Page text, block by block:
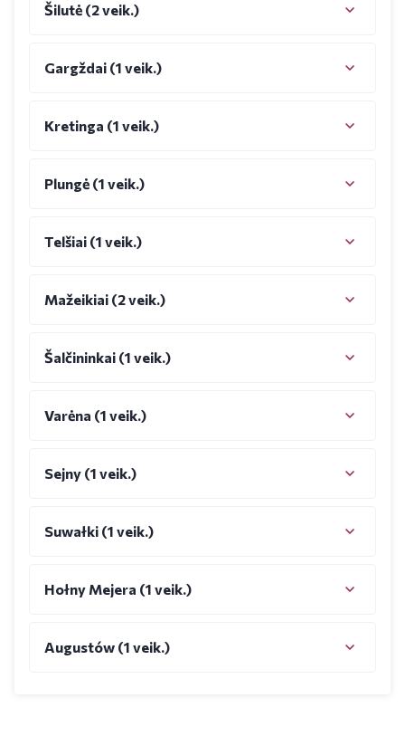
Šilutė (2 veik.)
Gargždai (1 veik.)
Kretinga (1 veik.)
Plungė (1 veik.)
Telšiai (1 veik.)
Mažeikiai (2 veik.)
Šalčininkai (1 veik.)
Varėna (1 veik.)
Sejny (1 veik.)
Suwałki (1 veik.)
Hołny Mejera (1 veik.)
Augustów (1 veik.)